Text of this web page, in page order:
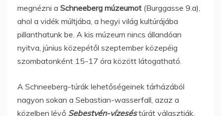
megnézni a Schneeberg múzeumot (Burggasse 9.a),
ahol a vidék múltjába, a hegyi világ kultúrájába
pillanthatunk be. A kis múzeum nincs állandóan
nyitva, június közepétől szeptember közepéig
szombatonként 15-17 óra között látogatható.
A Schneeberg-túrák lehetőségeinek tárházából
nagyon sokan a Sebastian-wasserfall, azaz a
közelben lévő Sebestyén-vízesés túrát választják.